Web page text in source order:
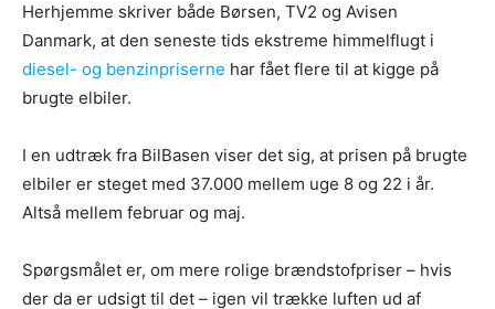
Herhjemme skriver både Børsen, TV2 og Avisen
Danmark, at den seneste tids ekstreme himmelflugt i
diesel- og benzinpriserne har fået flere til at kigge på
brugte elbiler.
I en udtræk fra BilBasen viser det sig, at prisen på brugte
elbiler er steget med 37.000 mellem uge 8 og 22 i år.
Altså mellem februar og maj.
Spørgsmålet er, om mere rolige brændstofpriser – hvis
der da er udsigt til det – igen vil trække luften ud af